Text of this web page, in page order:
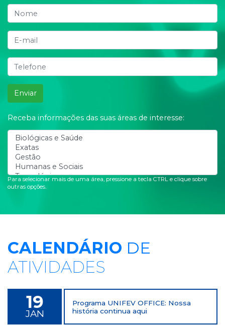
Enviar
Receba informações das suas áreas de interesse:
Para selecionar mais de uma área, pressione a tecla CTRL e clique sobre
outras opções.
CALENDÁRIO DE
ATIVIDADES
19
JAN
Programa UNIFEV OFFICE: Nossa
história continua aqui